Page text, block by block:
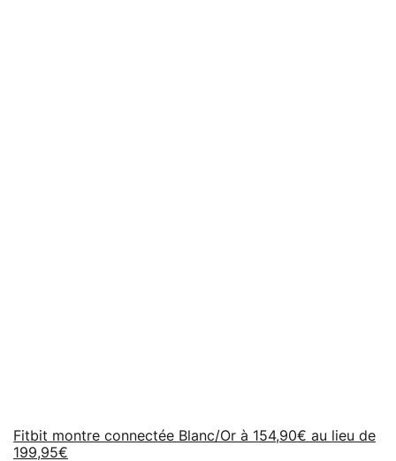
Fitbit montre connectée Blanc/Or à 154,90€ au lieu de
199,95€